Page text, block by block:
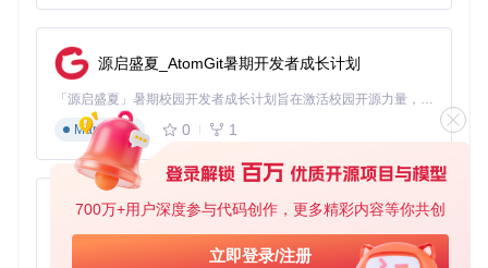
700万+用户深度参与代码创作，更多精彩内容等你共创
立即登录/注册
果
操作要点
准确率。
识别结果可通过右键菜单进行复制、全选或保存，支持批量
处理多个识别记录。
批量处理功能应用：5分钟搞定100张图片文字提取
当需要处理大量图片文件时，批量OCR功能能够显著提升工作
源启盛夏_AtomGit暑期开发者成长计划
「源启盛夏」暑期校园开发者成长计划旨在激活校园开源力量，通过积分激励、认证扶持、资源倾斜等形式，引导高校组织和开发者完成「入驻 — 建项目 — 做贡献 — 获认证 — 得资源」的完整闭环。无论你是想带领社团入驻平台的组织者，还是希望用代码贡献证明自己的开发者，都能在这里找到属于你的成长路径。
Markdown
0 1
py-xiaozhi
基于Python的Xiaozhi AI，适用于想要完整Xiaozhi体验而无需拥有专用硬件的用户。